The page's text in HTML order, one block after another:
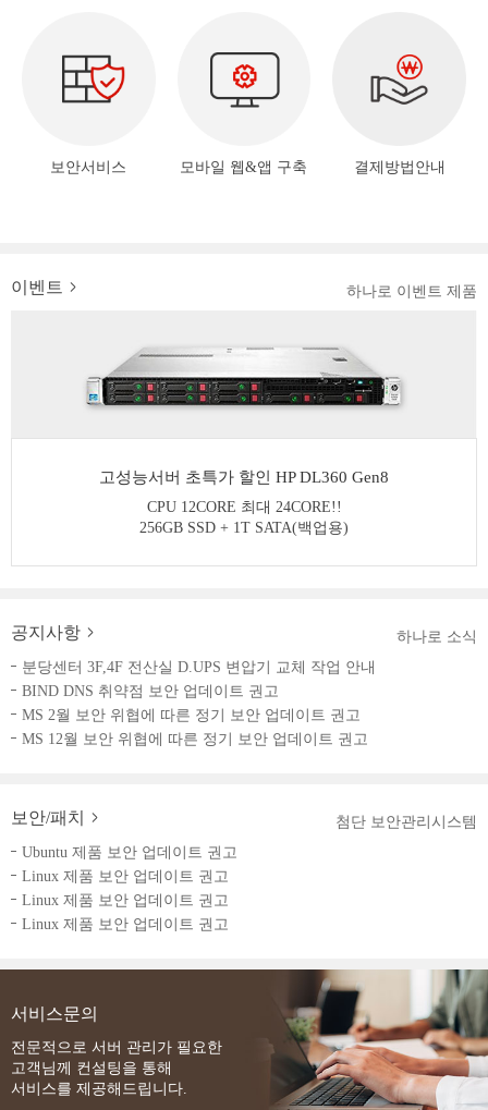
보안서비스 모바일 웹&앱 구축 결제방법안내
이벤트 하나로 이벤트 제품
고성능서버 초특가 할인 HP DL360 Gen8
CPU 12CORE 최대 24CORE!!
256GB SSD + 1T SATA(백업용)
공지사항
하나로 소식
분당센터 3F,4F 전산실 D.UPS 변압기 교체 작업 안내
BIND DNS 취약점 보안 업데이트 권고
MS 2월 보안 위협에 따른 정기 보안 업데이트 권고
MS 12월 보안 위협에 따른 정기 보안 업데이트 권고
보안/패치
첨단 보안관리시스템
Ubuntu 제품 보안 업데이트 권고
Linux 제품 보안 업데이트 권고
Linux 제품 보안 업데이트 권고
Linux 제품 보안 업데이트 권고
서비스문의
전문적으로 서버 관리가 필요한
고객님께 컨설팅을 통해
서비스를 제공해드립니다.